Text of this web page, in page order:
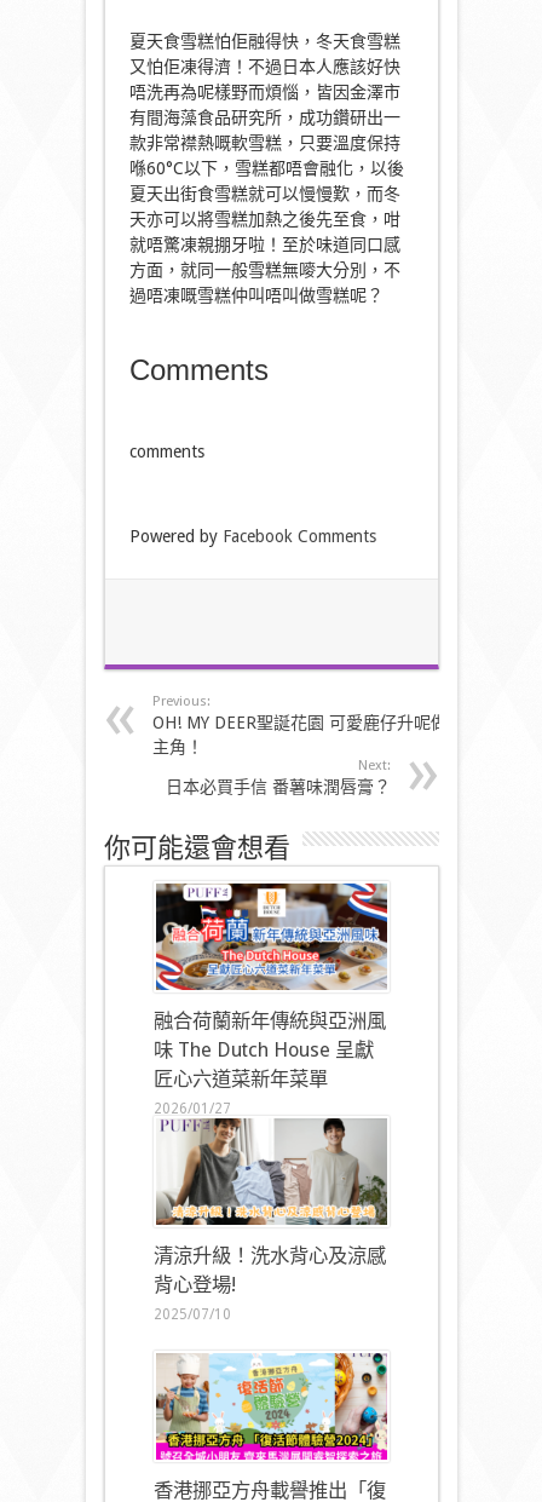
夏天食雪糕怕佢融得快，冬天食雪糕
又怕佢凍得濟！不過日本人應該好快
唔洗再為呢樣野而煩惱，皆因金澤市
有間海藻食品研究所，成功鑽研出一
款非常襟熱嘅軟雪糕，只要溫度保持
喺60°C以下，雪糕都唔會融化，以後
夏天出街食雪糕就可以慢慢歎，而冬
天亦可以將雪糕加熱之後先至食，咁
就唔驚凍親掤牙啦！至於味道同口感
方面，就同一般雪糕無嘜大分別，不
過唔凍嘅雪糕仲叫唔叫做雪糕呢？
Comments
comments
Powered by Facebook Comments
Previous:
OH! MY DEER聖誕花園 可愛鹿仔升呢做
主角！
Next:
日本必買手信 番薯味潤唇膏？
你可能還會想看
融合荷蘭新年傳統與亞洲風
味 The Dutch House 呈獻
匠心六道菜新年菜單
2026/01/27
清涼升級！洗水背心及涼感
背心登場!
2025/07/10
香港挪亞方舟載譽推出「復